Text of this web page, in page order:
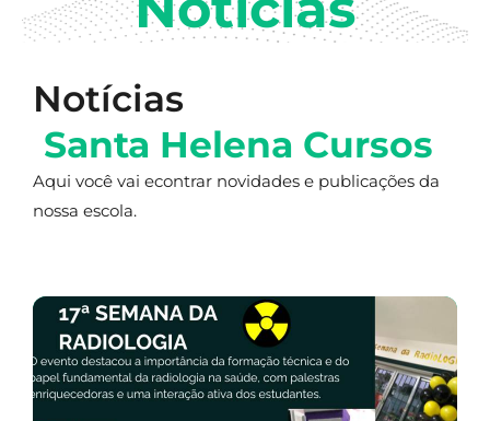
Notícias
Santa Helena Cursos
Aqui você vai econtrar novidades e publicações da
nossa escola.